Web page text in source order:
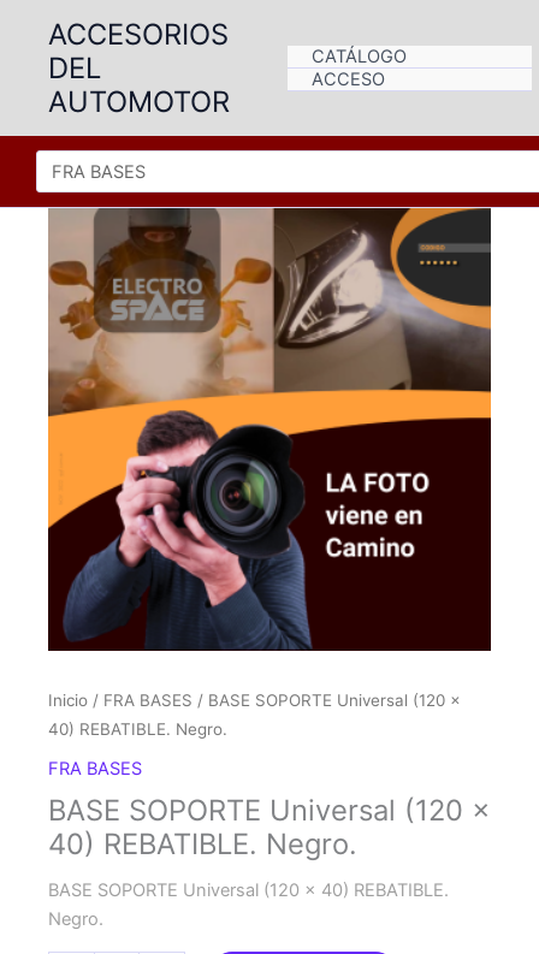
contenido
ACCESORIOS
DEL
AUTOMOTOR
CATÁLOGO
ACCESO
Inicio / FRA BASES / BASE SOPORTE Universal (120 x
40) REBATIBLE. Negro.
FRA BASES
BASE SOPORTE Universal (120 x
40) REBATIBLE. Negro.
BASE SOPORTE Universal (120 x 40) REBATIBLE.
Negro.